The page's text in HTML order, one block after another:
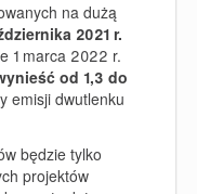
na dużą
2021 r.
1 marca 2022 r.
od 1,3 do
emisji dwutlenku
będzie tylko
projektów